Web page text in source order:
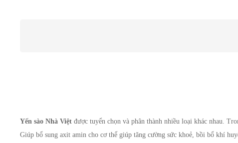
Yến sào Nhà Việt được tuyển chọn và phân thành nhiều loại khác nhau.
Giúp bổ sung axit amin cho cơ thể giúp tăng cường sức khoẻ, bồi bổ khí